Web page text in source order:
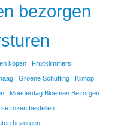
bezorgen
kopen Fruitklimmers
Groene Schutting Klimop
Moederdag Bloemen Bezorgen
rozen bestellen
bezorgen